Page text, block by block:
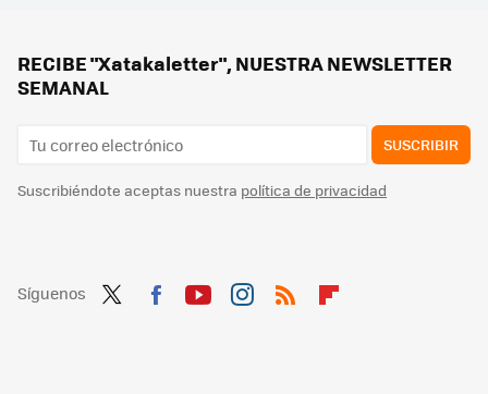
RECIBE "Xatakaletter", NUESTRA NEWSLETTER
SEMANAL
SUSCRIBIR
Suscribiéndote aceptas nuestra política de privacidad
Síguenos